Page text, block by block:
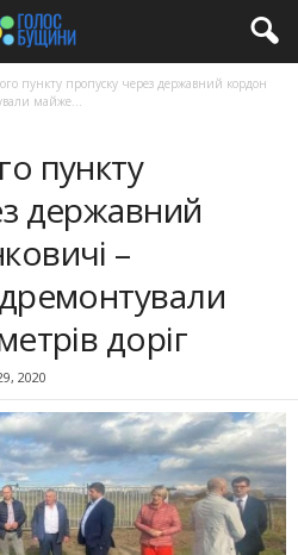
пункту пропуску через державний кордон
майже...
пункту
державний
–
доріг
2020